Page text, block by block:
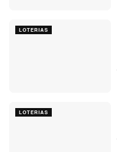
LOTERIAS
LOTERIAS